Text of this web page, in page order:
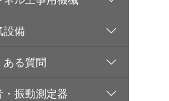
設備
ある質問
・振動測定器